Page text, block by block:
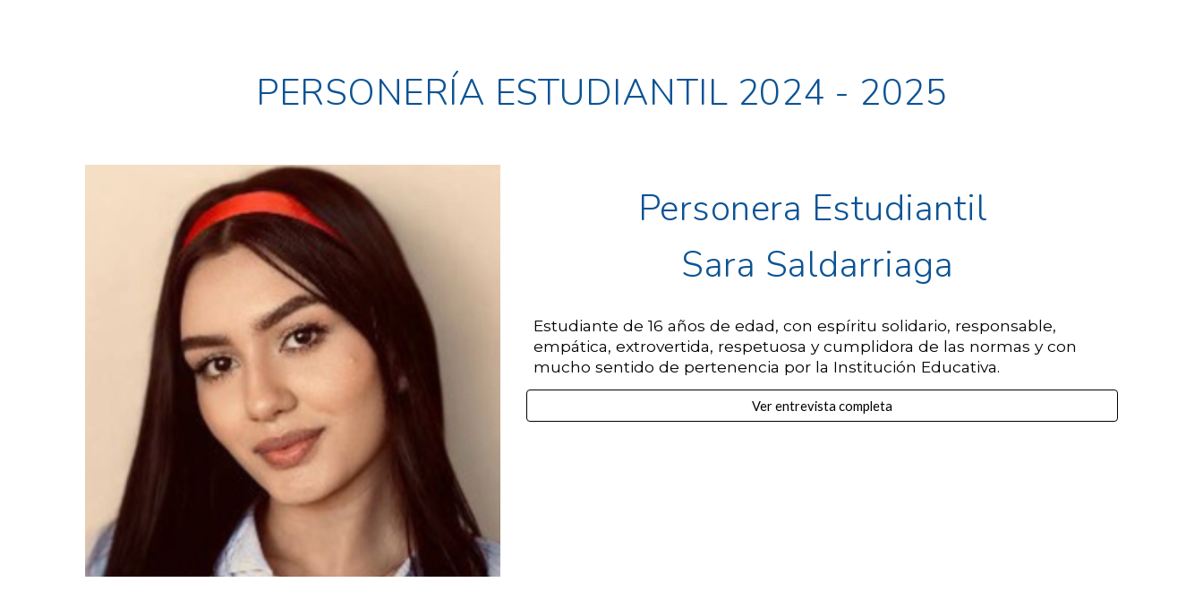
PERSONERÍA ESTUDIANTIL 2024 - 2025
Personera Estudiantil
Sara Saldarriaga
Estudiante de 16 años de edad, con espíritu solidario, responsable,
empática, extrovertida, respetuosa y cumplidora de las normas y con
mucho sentido de pertenencia por la Institución Educativa.
Ver entrevista completa